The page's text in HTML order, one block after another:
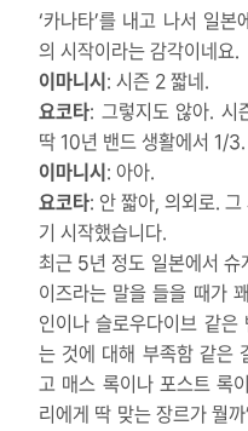
‘카나타’를 내고 나서 일
의 시작이라는 감각이네요.
이마니시 : 시즌 2 짧네.
요코타: 그렇지도 않아. 시
딱 10년 밴드 생활에서 1/3.
이마니시 : 아아.
요코타: 안 짧아, 의외로.
기 시작했습니다.
최근 5년 정도 일본에서
이즈라는 말을 들을 때가
인이나 슬로우다이브 같
는 것에 대해 부족함 같은
고 매스 록이나 포스트 록
리에게 딱 맞는 장르가 뭘